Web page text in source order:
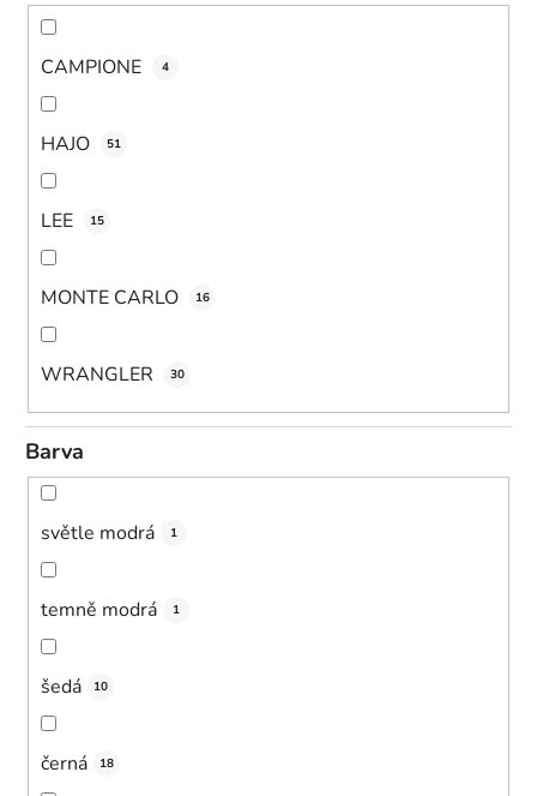
CAMPIONE 4
HAJO 51
LEE 15
MONTE CARLO 16
WRANGLER 30
Barva
světle modrá 1
temně modrá 1
šedá 10
černá 18